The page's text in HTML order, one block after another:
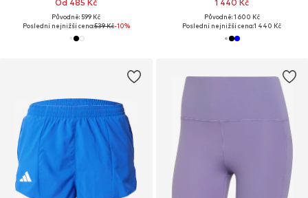
Od 485 Kč
Původně: 599 Kč
Poslední nejnižší cena:539 Kč-10%
1 440 Kč
Původně: 1 600 Kč
Poslední nejnižší cena:1 440 Kč